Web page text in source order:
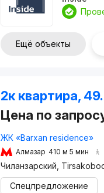
Ещё объекты
2к квартира,
Цена по
ЖК «Barxan residence»
Алмазар 410 м 5 мин
Чиланзарский,
Спецпредложение